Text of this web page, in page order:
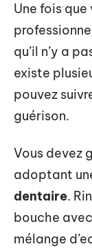
Une fois que
qu’il n’y a
existe
pouvez
guérison.
Vous devez
adoptant
dentaire.
bouche
mélange